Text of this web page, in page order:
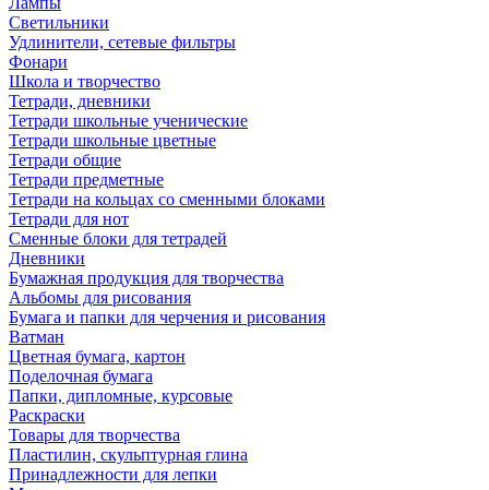
Светильники
Удлинители, сетевые фильтры
Фонари
Школа и творчество
Тетради, дневники
Тетради школьные ученические
Тетради школьные цветные
Тетради общие
Тетради предметные
Тетради на кольцах со сменными блоками
Тетради для нот
Сменные блоки для тетрадей
Дневники
Бумажная продукция для творчества
Альбомы для рисования
Бумага и папки для черчения и рисования
Ватман
Цветная бумага, картон
Поделочная бумага
Папки, дипломные, курсовые
Раскраски
Товары для творчества
Пластилин, скульптурная глина
Принадлежности для лепки